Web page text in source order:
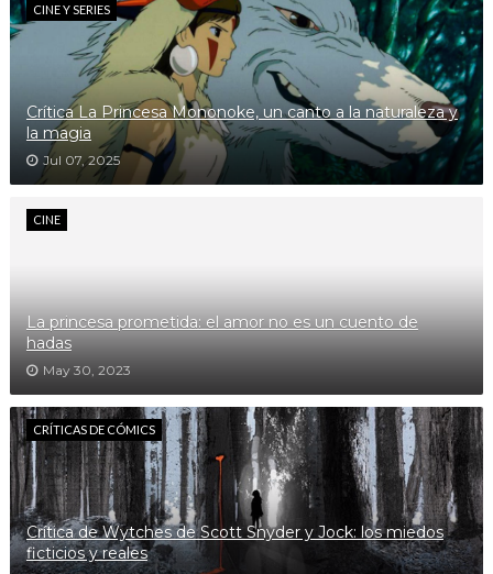
CINE Y SERIES
Crítica La Princesa Mononoke, un canto a la naturaleza y
la magia
Jul 07, 2025
CINE
La princesa prometida: el amor no es un cuento de
hadas
May 30, 2023
CRÍTICAS DE CÓMICS
Crítica de Wytches de Scott Snyder y Jock: los miedos
ficticios y reales